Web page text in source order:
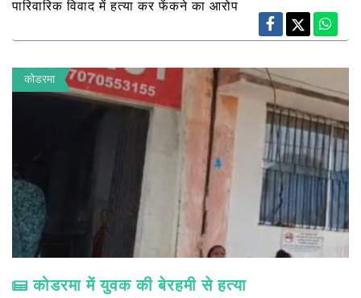
पारिवारिक विवाद में हत्या कर फेंकने का आरोप
कोडरमा
कोडरमा में युवक की बेरहमी से हत्या